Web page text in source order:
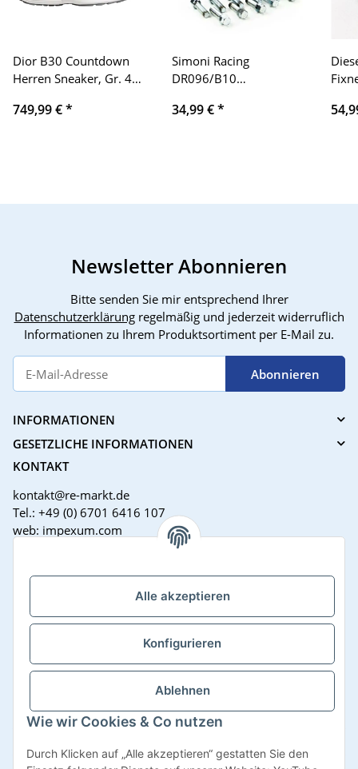
Alle akzeptieren
Konfigurieren
Ablehnen
Wie wir Cookies & Co nutzen
Durch Klicken auf „Alle akzeptieren“ gestatten Sie den
Dior B30 Countdown
Herren Sneaker, Gr. 44,
dezenter Fleck,
749,99 €*
Simoni Racing
DR096/B10
Speziellen Schrauben,
34,99 €*
Newsletter Abonnieren
Bitte senden Sie mir entsprechend Ihrer
Datenschutzerklärungregelmäßig und jederzeit widerruflich
Informationen zu Ihrem Produktsortiment per E-Mail zu.
Abonnieren
INFORMATIONEN
GESETZLICHE INFORMATIONEN
KONTAKT
kontakt@re-markt.de
Tel.: +49 (0) 6701 6416 107
web: impexum.com
Mo-Fr: 08:00 - 17:00 Uhr